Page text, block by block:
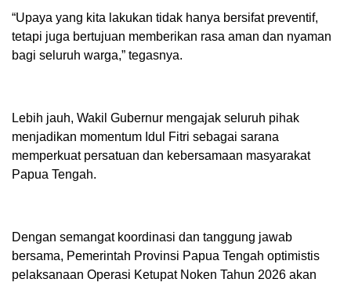
“Upaya yang kita lakukan tidak hanya bersifat preventif,
tetapi juga bertujuan memberikan rasa aman dan nyaman
bagi seluruh warga,” tegasnya.
Lebih jauh, Wakil Gubernur mengajak seluruh pihak
menjadikan momentum Idul Fitri sebagai sarana
memperkuat persatuan dan kebersamaan masyarakat
Papua Tengah.
Dengan semangat koordinasi dan tanggung jawab
bersama, Pemerintah Provinsi Papua Tengah optimistis
pelaksanaan Operasi Ketupat Noken Tahun 2026 akan